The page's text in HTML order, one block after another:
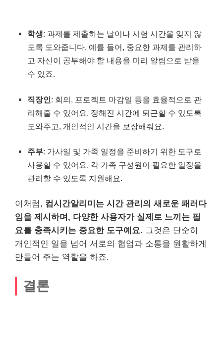
학생: 과제를 제출하는 날이나 시험 시간을 잊지 않
도록 도와줍니다. 예를 들어, 중요한 과제를 관리하
고 자신이 공부해야 할 내용을 미리 알림으로 받을
수 있죠.
직장인: 회의, 프로젝트 마감일 등을 효율적으로 관
리해줄 수 있어요. 정해진 시간에 퇴근할 수 있도록
도와주고, 개인적인 시간을 보장해줘요.
주부: 가사일 및 가족 일정을 준비하기 위한 도구로
사용할 수 있어요. 각 가족 구성원이 필요한 일정을
관리할 수 있도록 지원해요.
이처럼, 컴시간알리미는 시간 관리의 새로운 패러다
임을 제시하며, 다양한 사용자가 실제로 느끼는 필
요를 충족시키는 중요한 도구예요. 그것은 단순히
개인적인 일을 넘어 서로의 협업과 소통을 원활하게
만들어 주는 역할을 하죠.
결론